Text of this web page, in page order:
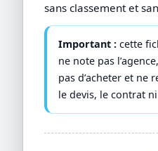
sans classement et
Important : cette
ne note pas
pas d’acheter et ne
le devis, le contrat